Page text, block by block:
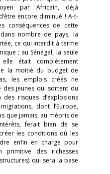
par Africain, déjà
encore diminué ! A-t-
conséquences de cette
nombre de pays, la
ce qui interdit à terme
; au Sénégal, la seule
était complètement
la moitié du budget de
les emplois créés ne
des jeunes qui sortent du
risques d’explosions
dont l’Europe,
que jamais, au mépris de
ferait bien de se
les conditions où les
enfin en charge pour
primitive des richesses
qui sera la base